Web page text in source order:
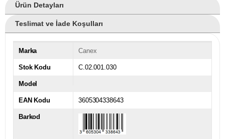
Ürün Detayları
Teslimat ve İade Koşulları
Marka Canex
Stok Kodu C.02.001.030
Model
EAN Kodu 3605304338643
Barkod